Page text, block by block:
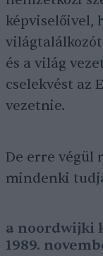
képviselőivel,
és a világ
cselekvést az
vezetnie.
De erre végül
mindenki
a noordwijki
1989.